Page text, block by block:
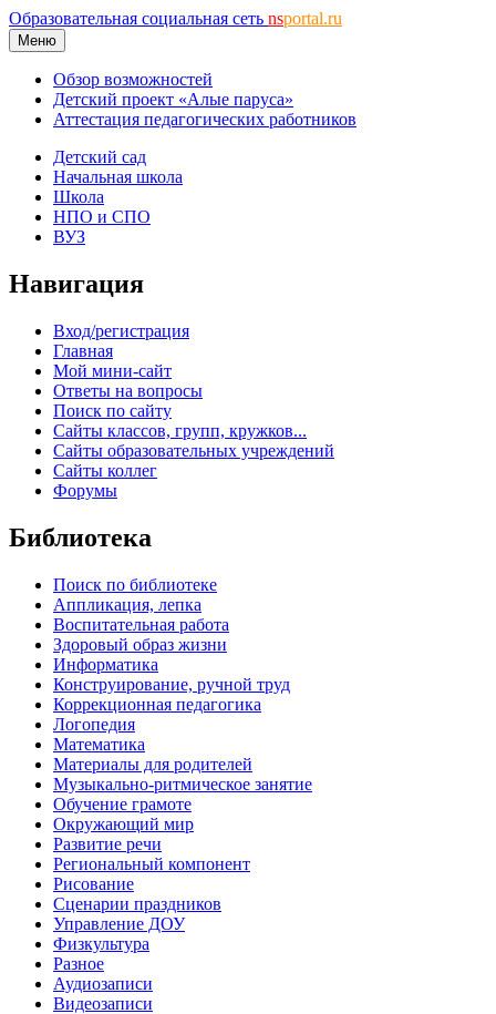
Образовательная социальная сеть nsportal.ru
Меню
Обзор возможностей
Детский проект «Алые паруса»
Аттестация педагогических работников
Детский сад
Начальная школа
Школа
НПО и СПО
ВУЗ
Навигация
Вход/регистрация
Главная
Мой мини-сайт
Ответы на вопросы
Поиск по сайту
Сайты классов, групп, кружков...
Сайты образовательных учреждений
Сайты коллег
Форумы
Библиотека
Поиск по библиотеке
Аппликация, лепка
Воспитательная работа
Здоровый образ жизни
Информатика
Конструирование, ручной труд
Коррекционная педагогика
Логопедия
Математика
Материалы для родителей
Музыкально-ритмическое занятие
Обучение грамоте
Окружающий мир
Развитие речи
Региональный компонент
Рисование
Сценарии праздников
Управление ДОУ
Физкультура
Разное
Аудиозаписи
Видеозаписи